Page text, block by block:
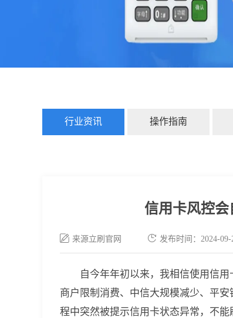
行业资讯 操作指南
信用卡风控会
来源立刷官网 发布时间：2024-
自今年年初以来，我相信使用信
商户限制消费、中信大规模减少、平
程中突然被提示信用卡状态异常，不